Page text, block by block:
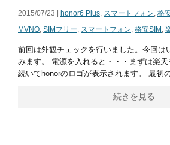
2015/07/23 | honor6 Plus, スマートフォン, 格
MVNO, SIMフリー, スマートフォン, 格安SIM ,
前回は外観チェックを行いました。今回は
みます。 電源を入れると・・・まずは楽天
続いてhonorのロゴが表示されます。 最初
続きを見る